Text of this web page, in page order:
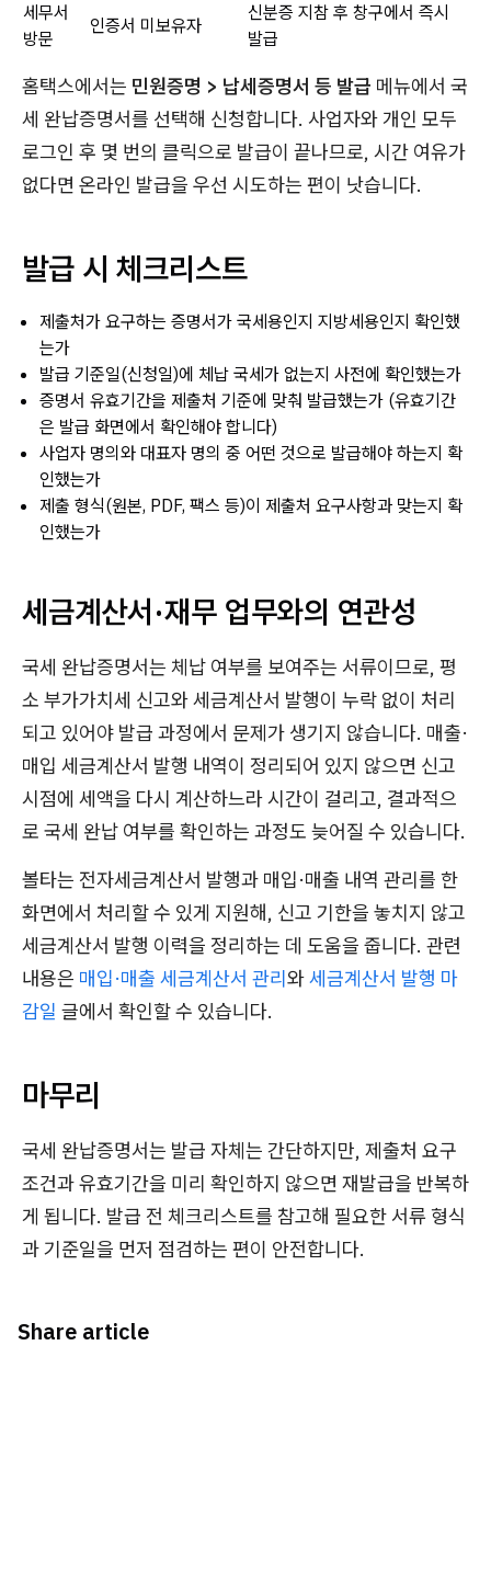
세무서
방문
인증서 미보유자
신분증 지참 후 창구에서 즉시
발급
홈택스에서는 민원증명 > 납세증명서 등 발급 메뉴에서 국
세 완납증명서를 선택해 신청합니다. 사업자와 개인 모두
로그인 후 몇 번의 클릭으로 발급이 끝나므로, 시간 여유가
없다면 온라인 발급을 우선 시도하는 편이 낫습니다.
발급 시 체크리스트
제출처가 요구하는 증명서가 국세용인지 지방세용인지 확인했
는가
발급 기준일(신청일)에 체납 국세가 없는지 사전에 확인했는가
증명서 유효기간을 제출처 기준에 맞춰 발급했는가 (유효기간
은 발급 화면에서 확인해야 합니다)
사업자 명의와 대표자 명의 중 어떤 것으로 발급해야 하는지 확
인했는가
제출 형식(원본, PDF, 팩스 등)이 제출처 요구사항과 맞는지 확
인했는가
세금계산서·재무 업무와의 연관성
국세 완납증명서는 체납 여부를 보여주는 서류이므로, 평
소 부가가치세 신고와 세금계산서 발행이 누락 없이 처리
되고 있어야 발급 과정에서 문제가 생기지 않습니다. 매출·
매입 세금계산서 발행 내역이 정리되어 있지 않으면 신고
시점에 세액을 다시 계산하느라 시간이 걸리고, 결과적으
로 국세 완납 여부를 확인하는 과정도 늦어질 수 있습니다.
볼타는 전자세금계산서 발행과 매입·매출 내역 관리를 한
화면에서 처리할 수 있게 지원해, 신고 기한을 놓치지 않고
세금계산서 발행 이력을 정리하는 데 도움을 줍니다. 관련
내용은 매입·매출 세금계산서 관리와세금계산서 발행 마
감일 글에서 확인할 수 있습니다.
마무리
국세 완납증명서는 발급 자체는 간단하지만, 제출처 요구
조건과 유효기간을 미리 확인하지 않으면 재발급을 반복하
게 됩니다. 발급 전 체크리스트를 참고해 필요한 서류 형식
과 기준일을 먼저 점검하는 편이 안전합니다.
Share article